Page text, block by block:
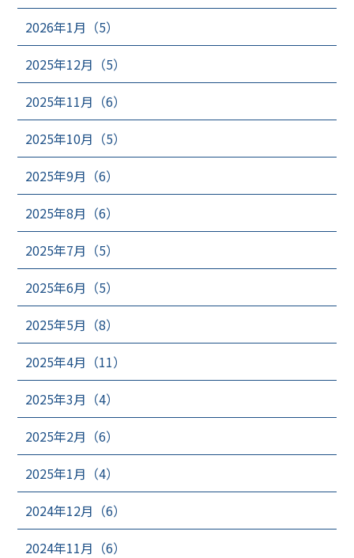
2026年1月（5）
2025年12月（5）
2025年11月（6）
2025年10月（5）
2025年9月（6）
2025年8月（6）
2025年7月（5）
2025年6月（5）
2025年5月（8）
2025年4月（11）
2025年3月（4）
2025年2月（6）
2025年1月（4）
2024年12月（6）
2024年11月（6）